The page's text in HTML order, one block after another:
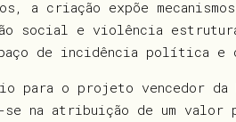
a criação expõe mecanismos
social e violência
de incidência política
para o projeto vencedor da
se na atribuição de um valor